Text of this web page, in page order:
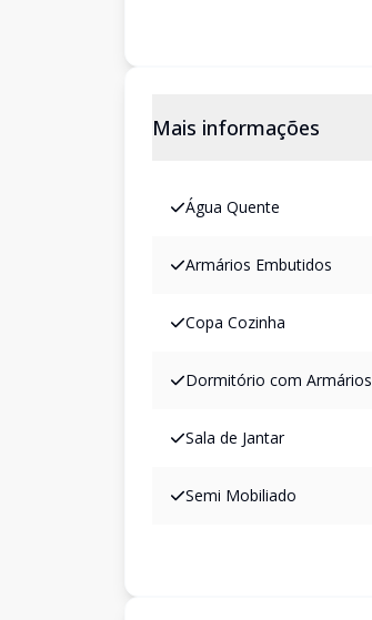
Mais informações
Água Quente
Armários Embutidos
Copa Cozinha
Dormitório com Armários
Sala de Jantar
Semi Mobiliado